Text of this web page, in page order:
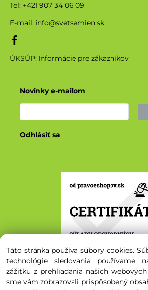
Tel: +421 907 34 06 09
E-mail: info@svetsemien.sk
ÚKSÚP: Informácie pre zákazníkov
Novinky e-mailom
Odhlásiť sa
Táto stránka používa súbory cookies.
technológie sledovania používame
zážitku z prehliadania našich
sme vám zobrazovali prispôsobený